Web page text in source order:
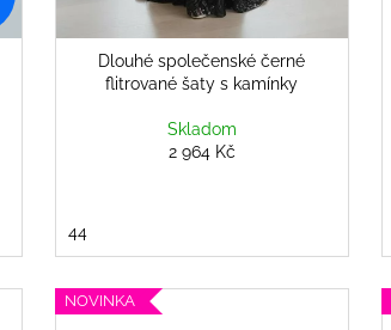
Dlouhé společenské černé
flitrované šaty s kamínky
Skladom
2 964 Kč
44
NOVINKA